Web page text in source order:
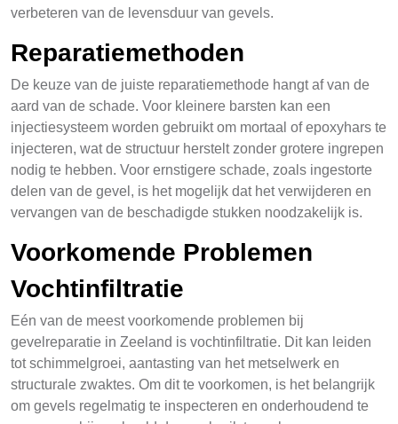
verbeteren van de levensduur van gevels.
Reparatiemethoden
De keuze van de juiste reparatiemethode hangt af van de
aard van de schade. Voor kleinere barsten kan een
injectiesysteem worden gebruikt om mortaal of epoxyhars te
injecteren, wat de structuur herstelt zonder grotere ingrepen
nodig te hebben. Voor ernstigere schade, zoals ingestorte
delen van de gevel, is het mogelijk dat het verwijderen en
vervangen van de beschadigde stukken noodzakelijk is.
Voorkomende Problemen
Vochtinfiltratie
Eén van de meest voorkomende problemen bij
gevelreparatie in Zeeland is vochtinfiltratie. Dit kan leiden
tot schimmelgroei, aantasting van het metselwerk en
structurale zwaktes. Om dit te voorkomen, is het belangrijk
om gevels regelmatig te inspecteren en onderhoudend te